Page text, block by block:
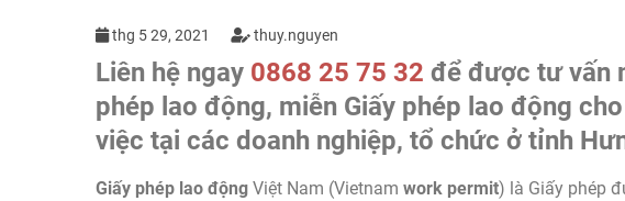
thg 5 29, 2021 thuy.nguyen
Liên hệ ngay 0868 25 75 32 để được tư vấn
phép lao động, miễn Giấy phép lao động
việc tại các doanh nghiệp, tổ chức ở tỉnh
Giấy phép lao động Việt Nam (Vietnam work permit) là Giấy phép